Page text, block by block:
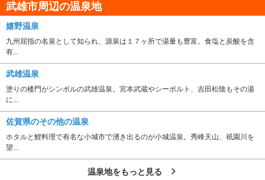
武雄市周辺の温泉地
嬉野温泉
九州屈指の名泉として知られ、源泉は１７ヶ所で湯量も豊富。食塩と炭酸を含
有...
武雄温泉
塗りの楼門がシンボルの武雄温泉。宮本武蔵やシーボルト、吉田松陰もその湯
に...
佐賀県のその他の温泉
ホタルと鯉料理で有名な小城市で湧き出るのが小城温泉。秀峰天山、祇園川を
望...
温泉地をもっと見る